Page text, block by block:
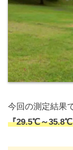
今回の測定結果
『29.5℃～